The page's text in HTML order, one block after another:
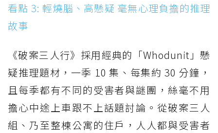
看點 3: 輕燒腦、高懸疑 毫無心理負擔的推理
故事
《破案三人行》採用經典的「Whodunit」懸
疑推理題材，一季 10 集、每集約 30 分鐘，
且每季都有不同的受害者與謎團，絲毫不用
擔心中途上車跟不上話題討論。從破案三人
組、乃至整棟公寓的住戶，人人都與受害者